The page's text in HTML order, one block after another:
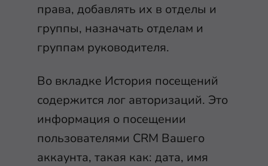
права, добавлять их в отделы и
группы, назначать отделам и
группам руководителя.
Во вкладке История посещений
содержится лог авторизаций. Это
информация о посещении
пользователями CRM Вашего
аккаунта, такая как: дата, имя